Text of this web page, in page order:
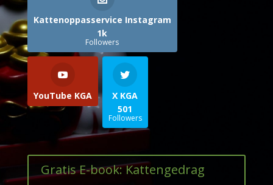
Kattenoppasservice Instagram
1k
Followers
YouTube KGA
X KGA
501
Followers
Gratis E-book: Kattengedrag